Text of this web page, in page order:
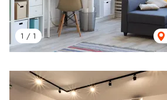
1 / 1